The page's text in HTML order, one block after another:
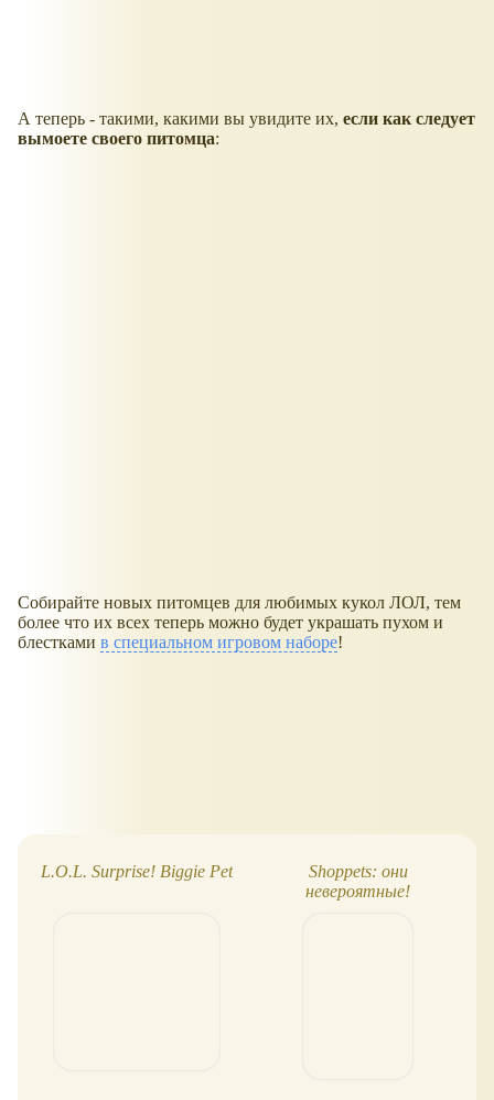
А теперь - такими, какими вы увидите их, если как следует
вымоете своего питомца:
Собирайте новых питомцев для любимых кукол ЛОЛ, тем
более что их всех теперь можно будет украшать пухом и
блестками в специальном игровом наборе!
L.O.L. Surprise! Biggie Pet
Shoppets: они
невероятные!